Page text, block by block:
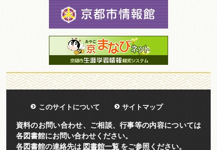
このサイトについて サイトマップ
資料のお問い合わせ、ご相談、行事等の内容については
各図書館にお問い合わせください。
各図書館の連絡先は 図書館一覧をご参照ください。